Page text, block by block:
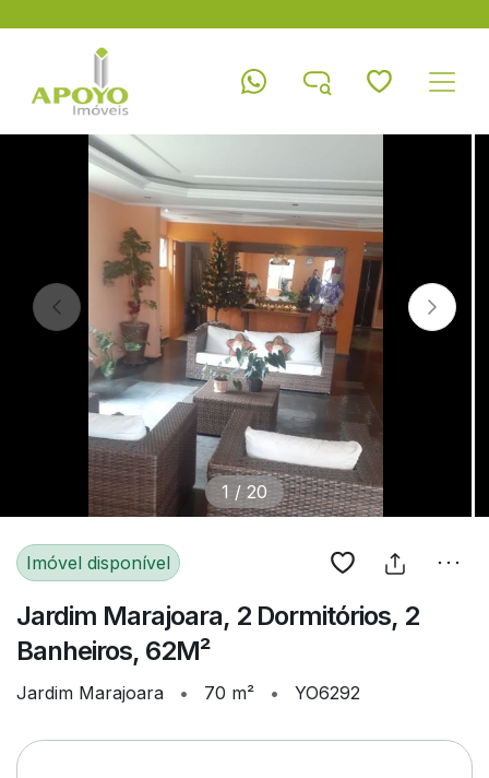
1 / 20
Imóvel disponível
Jardim Marajoara, 2 Dormitórios, 2
Banheiros, 62M²
Jardim Marajoara • 70 m² • YO6292